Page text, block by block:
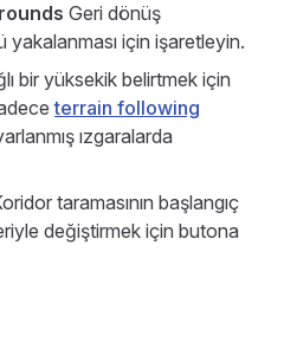
Geri dönüş
yakalanması için işaretleyin.
bir yüksekik belirtmek için
terrain following
ızgaralarda
taramasının başlangıç
değiştirmek için butona